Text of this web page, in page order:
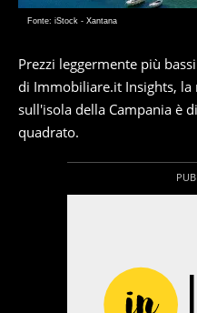
Fonte: iStock - Xantana
Prezzi leggermente più
di Immobiliare.it Insights,
sull'isola della Campania è
quadrato.